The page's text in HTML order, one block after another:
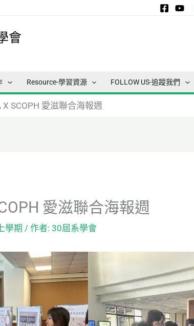
會
Resource-學習資源 FOLLOW US-追蹤我們
X SCOPH 愛滋聯合海報週
愛滋聯合海報週
學期 / 作者:30屆系學會